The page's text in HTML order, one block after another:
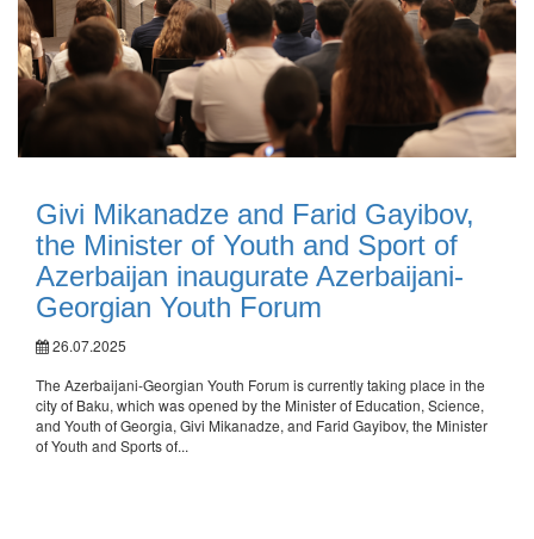
Givi Mikanadze and Farid Gayibov,
the Minister of Youth and Sport of
Azerbaijan inaugurate Azerbaijani-
Georgian Youth Forum
26.07.2025
The Azerbaijani-Georgian Youth Forum is currently taking place in the
city of Baku, which was opened by the Minister of Education, Science,
and Youth of Georgia, Givi Mikanadze, and Farid Gayibov, the Minister
of Youth and Sports of...